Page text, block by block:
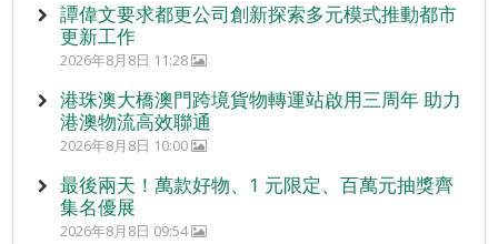
譚偉文要求都更公司創新探索多元模式推動都市
更新工作
2026年8月8日 11:28
港珠澳大橋澳門跨境貨物轉運站啟用三周年 助力
港澳物流高效聯通
2026年8月8日 10:00
最後兩天！萬款好物、1 元限定、百萬元抽獎齊
集名優展
2026年8月8日 09:54